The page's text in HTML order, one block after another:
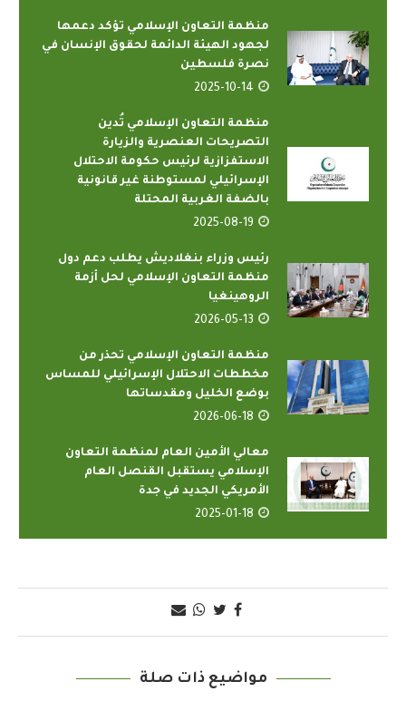
منظمة التعاون الإسلامي تؤكد دعمها
لجهود الهيئة الدائمة لحقوق الإنسان في
نصرة فلسطين
2025-10-14
منظمة التعاون الإسلامي تُدين
التصريحات العنصرية والزيارة
الاستفزازية لرئيس حكومة الاحتلال
الإسرائيلي لمستوطنة غير قانونية
بالضفة الغربية المحتلة
2025-08-19
رئيس وزراء بنغلاديش يطلب دعم دول
منظمة التعاون الإسلامي لحل أزمة
الروهينغيا
2026-05-13
منظمة التعاون الإسلامي تحذر من
مخططات الاحتلال الإسرائيلي للمساس
بوضع الخليل ومقدساتها
2026-06-18
معالي الأمين العام لمنظمة التعاون
الإسلامي يستقبل القنصل العام
الأمريكي الجديد في جدة
2025-01-18
مواضيع ذات صلة